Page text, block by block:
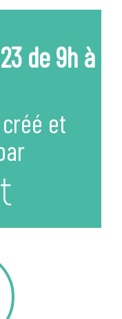
de 9h à
et